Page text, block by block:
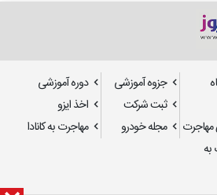
جزوه آموزشی
دوره آموزشی
ثبت شرکت
اخذ ایزو
مهاجرت مجله خودرو
مهاجرت به کانادا
به